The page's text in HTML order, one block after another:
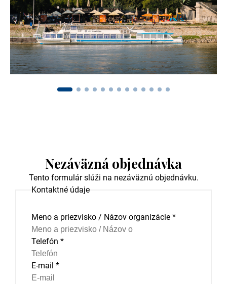
Nezáväzná objednávka
Tento formulár slúži na nezáväznú objednávku.
Kontaktné údaje
Meno a priezvisko / Názov organizácie *
Telefón *
E-mail *